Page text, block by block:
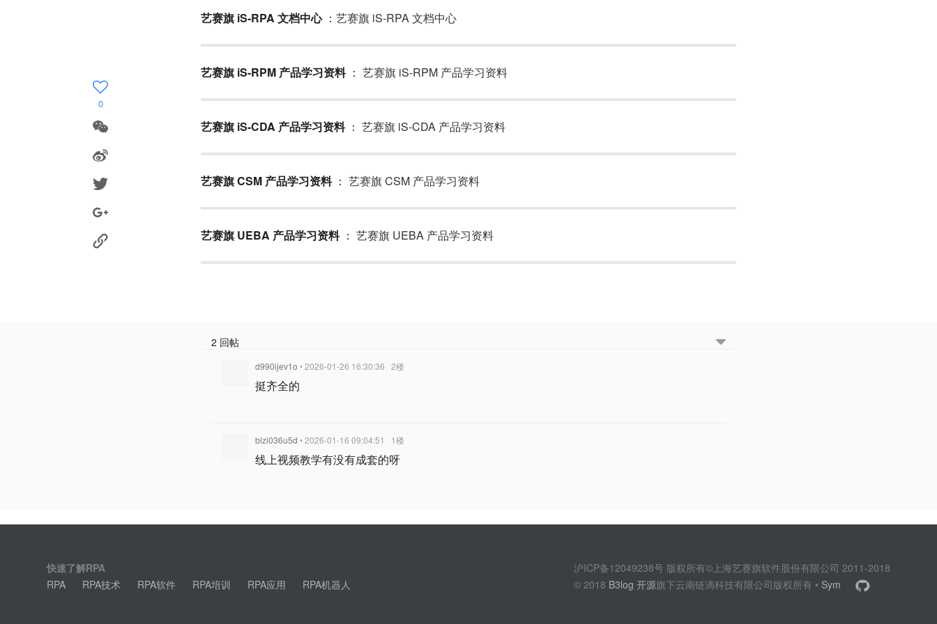
艺赛旗 iS-RPA 文档中心： 艺赛旗 iS-RPA 文档中心
艺赛旗 iS-RPM 产品学习资料： 艺赛旗 iS-RPM 产品学习资料
艺赛旗 iS-CDA 产品学习资料： 艺赛旗 iS-CDA 产品学习资料
艺赛旗 CSM 产品学习资料： 艺赛旗 CSM 产品学习资料
艺赛旗 UEBA 产品学习资料： 艺赛旗 UEBA 产品学习资料
2 回帖
d990ijev1o • 2026-01-26 16:30:36 2楼
挺齐全的
blzi036u5d • 2026-01-16 09:04:51 1楼
线上视频教学有没有成套的呀
快速了解RPA
RPA
RPA技术 RPA软件 RPA培训 RPA应用 RPA机器人
沪ICP备12049238号 版权所有©上海艺赛旗软件股份有限公司 2011-2018
© 2018 B3log 开源旗下云南链滴科技有限公司版权所有 • Sym
0